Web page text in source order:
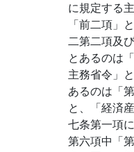
に規定する
「前二項」
二第二項及
とあるのは
主務省令」
あるのは「
と、「経済
七条第一項
第六項中「